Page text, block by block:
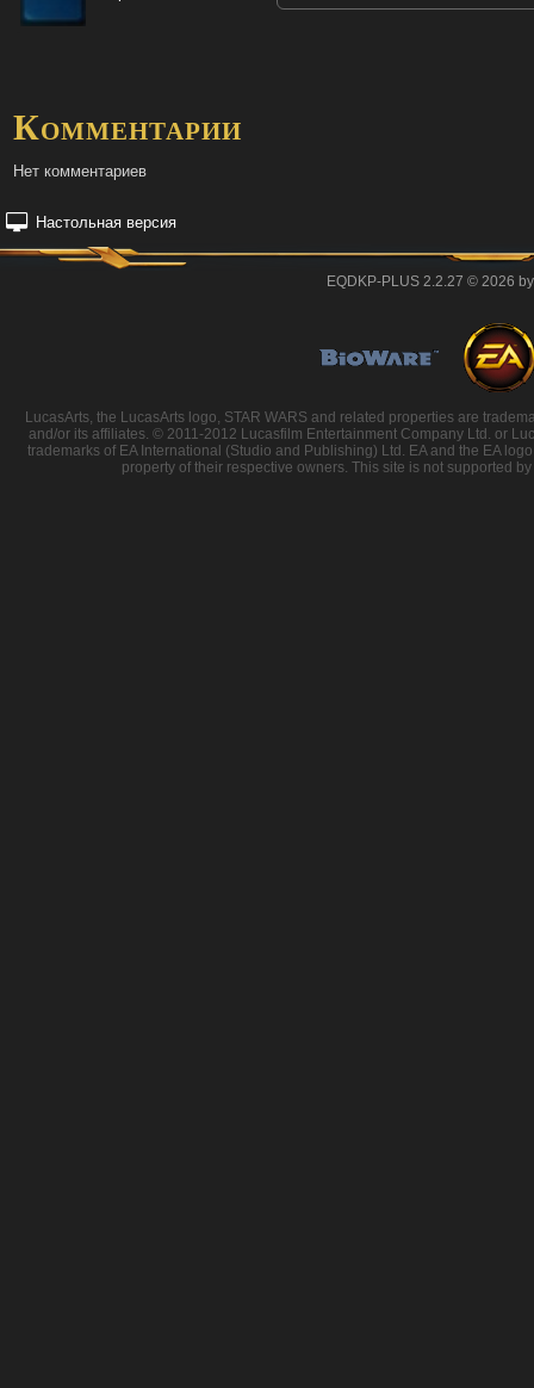
Комментарии
Нет комментариев
Настольная версия
EQDKP-PLUS 2.2.27 © 2026
LucasArts, the LucasArts logo, STAR WARS and related properties are
and/or its affiliates. © 2011-2012 Lucasfilm Entertainment Company Ltd. or
trademarks of EA International (Studio and Publishing) Ltd. EA and the EA
property of their respective owners. This site is not supported